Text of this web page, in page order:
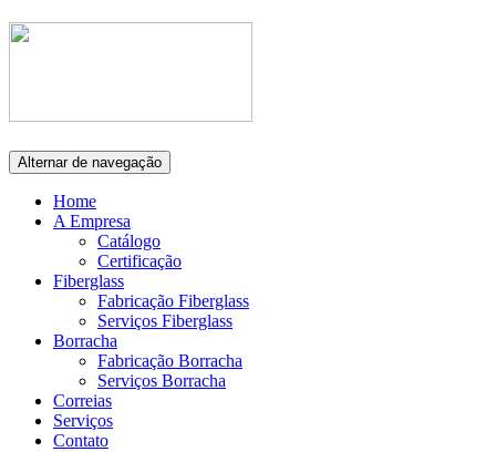
Alternar de navegação
Home
A Empresa
Catálogo
Certificação
Fiberglass
Fabricação Fiberglass
Serviços Fiberglass
Borracha
Fabricação Borracha
Serviços Borracha
Correias
Serviços
Contato